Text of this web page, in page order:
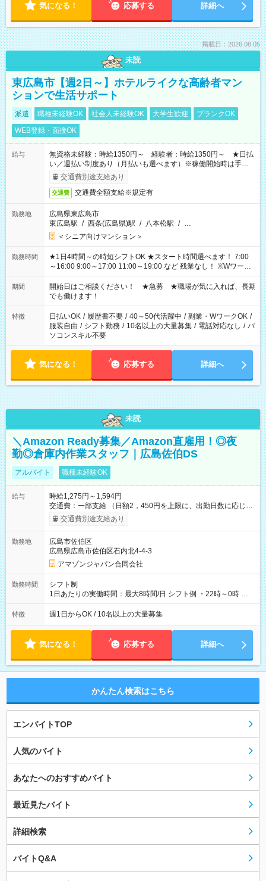
気になる！ 応募する 詳細へ
掲載日：2026.08.05
未読
東広島市【週2日～】ホテルライクな高齢者マン
ションで生活サポート
派遣 職種未経験OK 社会人未経験OK 大学生歓迎
ブランクOK
WEB登録・面接OK
給与
無資格未経験：時給1350円～ 経験者：時給1350円～ ★日払
い／週払い制度あり（月払いも選べます）※稼働開始時は手続き
完了次第のお支払いとなります。
交通費別途支給あり
交通費 交通費全額支給※規定有
勤務地
広島県東広島市
東広島駅 / 西条(広島県)駅 / 八本松駅 / …
＜シニア向けマンション＞
勤務時間
★1日4時間～の時短シフトOK ★スタート時間選べます！ 7:00
～16:00 9:00～17:00 11:00～19:00 など 残業なし！ ※Wワーク
の場合、他のお仕事と合わせ週40時間超の就業はご案内できま
せん ※法令に基づき、週20時間以上勤務は社会保険への加入対
象となります ※労働者派遣法（日雇い派遣の原則禁止）によ
り、短時間・短期間の就業はご案内が難しい場合があります
期間
開始日はご相談ください！ ★急募 ★職場が気に入れば、長期
でも働けます！
特徴 日払いOK / 履歴書不要 / 40～50代活躍中 / 副業・WワークOK /
服装自由 / シフト勤務 / 10名以上の大量募集 / 電話対応なし / パ
ソコンスキル不要
気になる！ 応募する 詳細へ
未読
＼Amazon Ready募集／Amazon直雇用！◎夜
勤◎倉庫内作業スタッフ｜広島佐伯DS
アルバイト 職種未経験OK
給与
時給1,275円～1,594円
交通費：一部支給 （日額2，450円を上限に、出勤日数に応じて
実費支給） ※22:00～翌5:00までは時給25%UP！ ■給与前払い
制度あり ※前払い額の上限あり、手数料無料（Amazon負担）
交通費別途支給あり
勤務地
広島市佐伯区
広島県広島市佐伯区石内北4-4-3
アマゾンジャパン合同会社
勤務時間
シフト制
1日あたりの実働時間：最大8時間/日 シフト例 ・22時～0時 入
社後、就業可能シフトをご確認の上、申請してください。
特徴 週1日からOK / 10名以上の大量募集
気になる！ 応募する 詳細へ
かんたん検索はこちら
エンバイトTOP
人気のバイト
あなたへのおすすめバイト
最近見たバイト
詳細検索
バイトQ&A